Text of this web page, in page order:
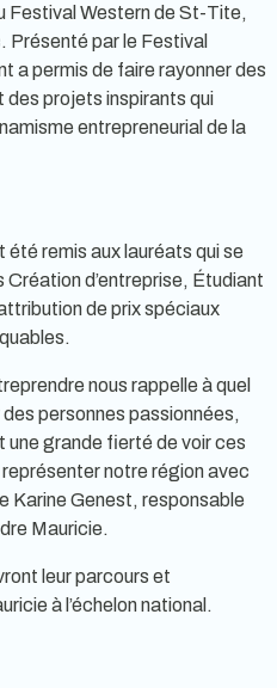
Festival Western de St-Tite,
Présenté par le Festival
a permis de faire rayonner des
projets inspirants qui
entrepreneurial de la
remis aux lauréats qui se
d’entreprise, Étudiant
de prix spéciaux
nous rappelle à quel
personnes passionnées,
une grande fierté de voir ces
notre région avec
Karine Genest, responsable
Mauricie.
leur parcours et
à l’échelon national.